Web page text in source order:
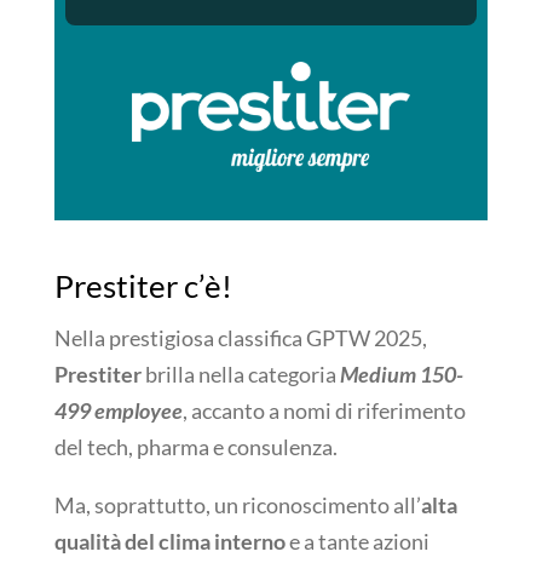
Prestiter c’è!
Nella prestigiosa classifica GPTW 2025,
Prestiterbrilla nella categoriaMedium 150-
499 employee, accanto a nomi di riferimento
del tech, pharma e consulenza.
Ma, soprattutto, un riconoscimento all’alta
qualità del clima internoe a tante azioni